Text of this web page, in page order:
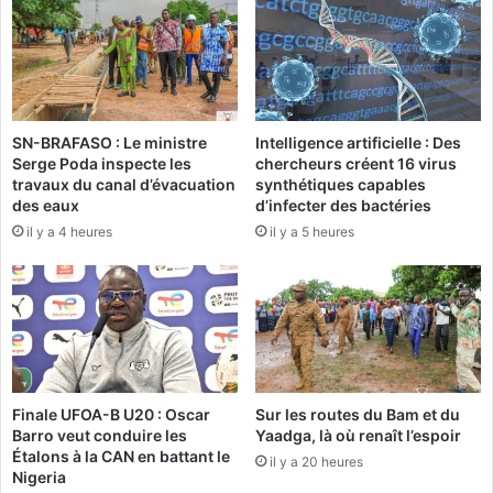
:
L
'
U
N
A
P
O
L
r
e
c
o
n
t
r
e
S
i
m
SN-BRAFASO : Le ministre
Serge Poda inspecte les
travaux du canal d’évacuation
des eaux
il y a 4 heures
Intelligence artificielle : Des
chercheurs créent 16 virus
synthétiques capables
d’infecter des bactéries
il y a 5 heures
Finale UFOA-B U20 : Oscar
Barro veut conduire les
Étalons à la CAN en battant le
Nigeria
Sur les routes du Bam et du
Yaadga, là où renaît l’espoir
il y a 20 heures